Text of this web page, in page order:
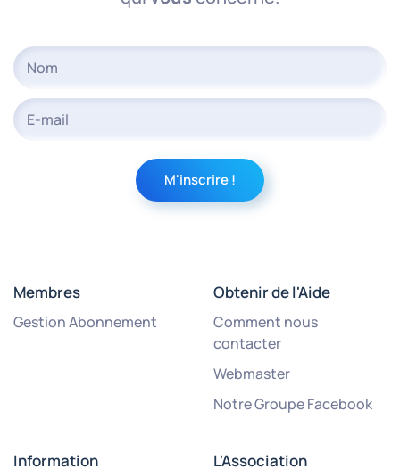
Membres
Gestion Abonnement
Obtenir de l'Aide
Comment nous
contacter
Webmaster
Notre Groupe Facebook
Information L'Association